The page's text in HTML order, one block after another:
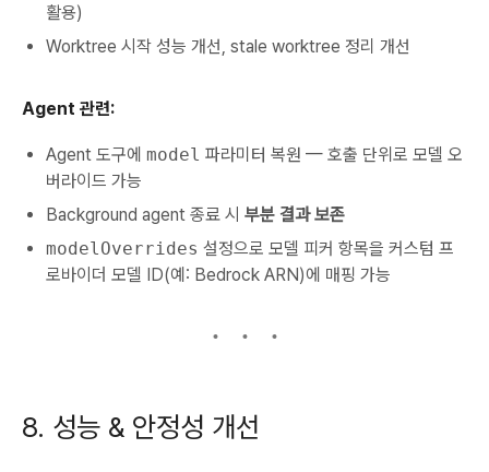
활용)
Worktree 시작 성능 개선, stale worktree 정리 개선
Agent 관련:
Agent 도구에 model 파라미터 복원 — 호출 단위로 모델 오
버라이드 가능
Background agent 종료 시 부분 결과 보존
modelOverrides 설정으로 모델 피커 항목을 커스텀 프
로바이더 모델 ID(예: Bedrock ARN)에 매핑 가능
8. 성능 & 안정성 개선